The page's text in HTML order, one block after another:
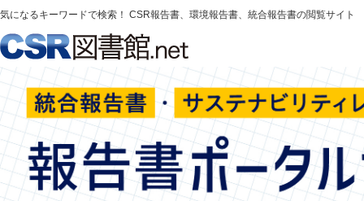
気になるキーワードで検索！ CSR報告書、環境報告書、統合報告書の閲覧サイト